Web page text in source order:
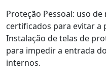
Proteção Pessoal: uso
certificados para evitar a
Instalação de telas de
para impedir a entrada
internos.